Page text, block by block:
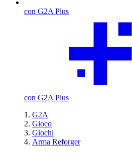
con G2A Plus
con G2A Plus
G2A
Gioco
Giochi
Arma Reforger